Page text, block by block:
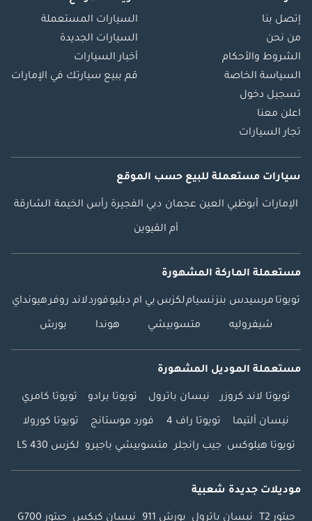
إتصل بنا
من نحن
الشروط والأحكام
السياسة الخاصة
تسجيل دخول
اعلن معنا
تجار السيارات
السيارات المستعملة
السيارات الجديدة
أخبار السيارات
قم ببيع سيارتك في الإمارات
سيارات مستعملة للبيع حسب الموقع
الإمارات أبوظبي العين عجمان دبي الفجيرة رأس الخيمة الشارقة
أم القيوين
مستعملة الماركة المشهورة
تويوتا مرسيدس بنزنسياملكزس بي ام دبليوفوردلاند روفرهيونداي
شيفروليه متسوبيشي هوندا بورش
مستعملة الموديل المشهورة
تويوتا لاند كروزر نيسان باترول تويوتا برادو تويوتا كامري
نيسان ألتيما تويوتا راف 4 فورد موستانج تويوتا كورولا
تويوتا هيلوكس جيب رانجلر متسوبيشي باجيرو لكزس LS 430
موديلات جديدة شعبية
جيتور T2 نيسان باترول بورش 911 نيسان كيكس جيتور G700